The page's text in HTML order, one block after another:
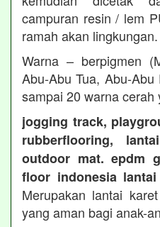
campuran resin / lem
ramah akan lingkungan.
Warna – berpigmen
Abu-Abu Tua, Abu-
sampai 20 warna cerah
jogging track,
rubberflooring,
outdoor mat. epdm
floor indonesia
Merupakan lantai
yang aman bagi anak-